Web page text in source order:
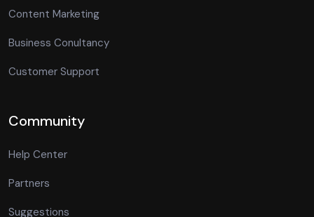
Content Marketing
Business Conultancy
Customer Support
Community
Help Center
Partners
Suggestions